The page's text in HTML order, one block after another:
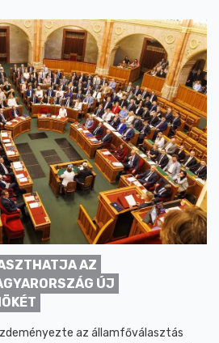
AZ
ÚJ
az államfőválasztás